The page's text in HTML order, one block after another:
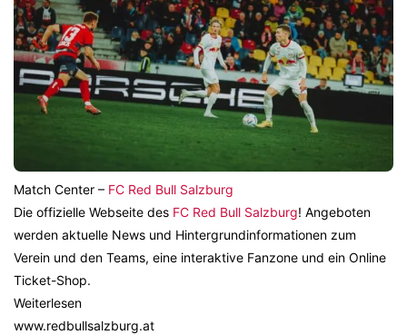
Match Center – FC Red Bull Salzburg
Die offizielle Webseite des FC Red Bull Salzburg! Angeboten
werden aktuelle News und Hintergrundinformationen zum
Verein und den Teams, eine interaktive Fanzone und ein Online
Ticket-Shop.
Weiterlesen
www.redbullsalzburg.at